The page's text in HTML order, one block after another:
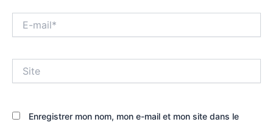
mail*
Enregistrer mon nom, mon e-mail et mon site dans le